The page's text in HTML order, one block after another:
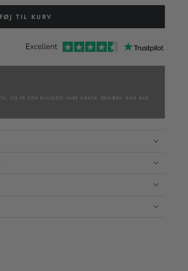
TIL KURV
OG FÅ DEN BILLIGSTE VARE GRATIS. BEMÆRK: KAN IKKE